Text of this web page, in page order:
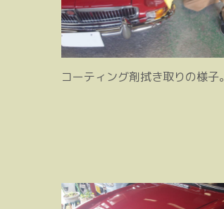
コーティング剤拭き取りの様子。